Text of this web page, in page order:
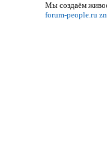
Мы создаём
forum-people.ru